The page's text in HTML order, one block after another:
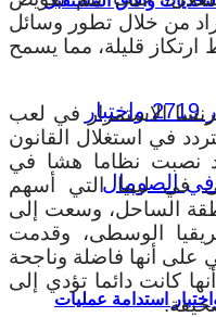
مقديشو: القرار 2719 واختبار استدامة عمليات
من خلال تطور وسائل
ارتكاز قليلة، مما يسمح
الاستمرار في لعب
في استغلال القانون
نصبت نظاما هشا في
في ليبيا التي أسهم
الساحل، وسعت إلى
الوسطى، وقدمت
على أنها فاضلة وناجحة
كانت دائما تؤدي إلى